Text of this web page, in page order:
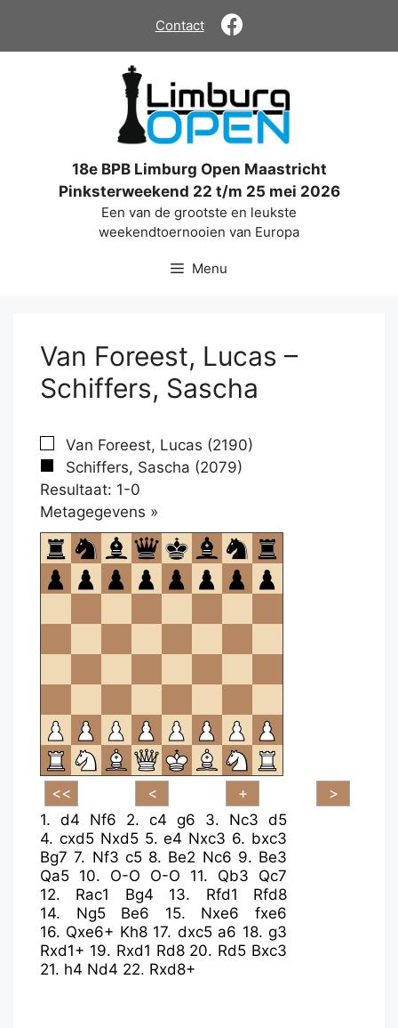
de
Contact
18e BPB Limburg Open Maastricht
Pinksterweekend 22 t/m 25 mei 2026
Een van de grootste en leukste
weekendtoernooien van Europa
Menu
Van Foreest, Lucas –
Schiffers, Sascha
Van Foreest, Lucas (2190)
Schiffers, Sascha (2079)
Resultaat: 1-0
Metagegevens »
om
te
openen.
1. d4 Nf6 2. c4 g6 3. Nc3 d5
4. cxd5 Nxd5 5.e4 Nxc3 6. bxc3
Bg7 7. Nf3 c5 8. Be2 Nc6 9. Be3
Qa5 10. O-O O-O 11. Qb3
Qc7
12. Rac1 Bg4 13. Rfd1
Rfd8
14. Ng5 Be6 15. Nxe6
fxe6
16. Qxe6+ Kh8 17. dxc5 a6 18.g3
Rxd1+ 19. Rxd1 Rd8 20. Rd5 Bxc3
21. h4 Nd4 22. Rxd8+